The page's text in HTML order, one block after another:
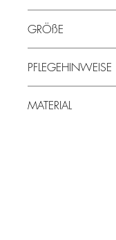
GRÖßE
7 oder 10 cm
PFLEGEHINWEISE
- nicht
MATERIAL